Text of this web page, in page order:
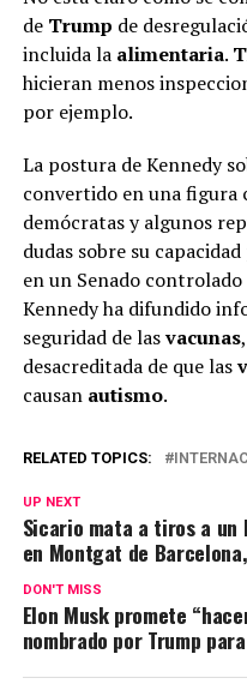
de Trump de
incluida la alimentaria.
hicieran menos
por ejemplo.
La postura de Kennedy
convertido en una
demócratas y algunos
dudas sobre su
en un Senado
Kennedy ha difundido
seguridad de lasvacunas
desacreditada de que las
causan autismo.
RELATED TOPICS:
UP NEXT
Sicario mata a tiros a un
en Montgat de
DON'T MISS
Elon Musk promete
nombrado por Trump